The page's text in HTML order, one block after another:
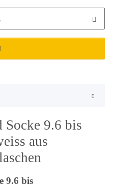
Socke 9.6 bis
aus
9.6 bis